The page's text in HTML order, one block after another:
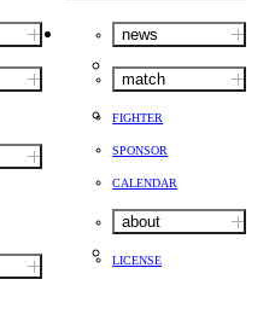
news
match
FIGHTER
SPONSOR
CALENDAR
about
LICENSE